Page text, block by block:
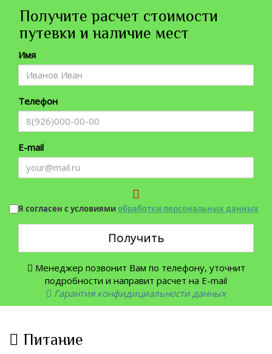
Получите расчет стоимости
путевки и наличие мест
Имя
Телефон
E-mail
Я согласен с условиямиобработки персональных данных
Получить
Менеджер позвонит Вам по телефону, уточнит
подробности и направит расчет на E-mail
Гарантия конфидициальности данных
Питание